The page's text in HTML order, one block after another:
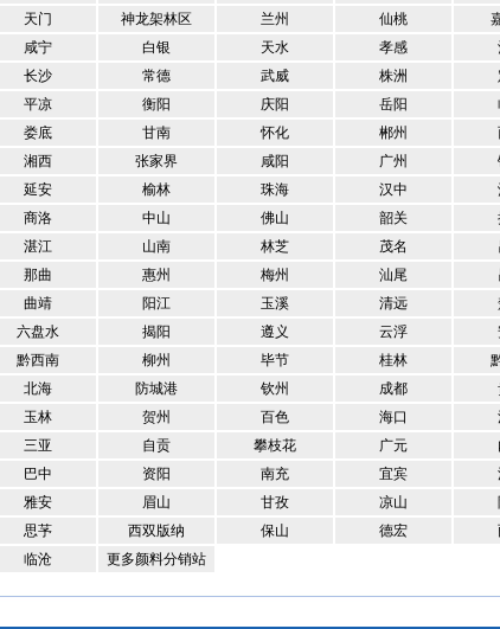
天门
神龙架林区 兰州 仙桃
咸宁
白银 天水 孝感
长沙
常德 武威 株洲
平凉
衡阳 庆阳 岳阳
娄底
甘南 怀化 郴州
湘西
张家界 咸阳 广州
延安
榆林 珠海 汉中
商洛
中山 佛山 韶关
湛江
山南 林芝 茂名
那曲
惠州 梅州 汕尾
曲靖
阳江 玉溪 清远
六盘水
揭阳 遵义 云浮
黔西南
柳州 毕节 桂林
北海
防城港 钦州 成都
玉林
贺州 百色 海口
三亚
自贡 攀枝花 广元
巴中
资阳 南充 宜宾
雅安
眉山 甘孜 凉山
思芧
西双版纳 保山 德宏
临沧
更多颜料分销站